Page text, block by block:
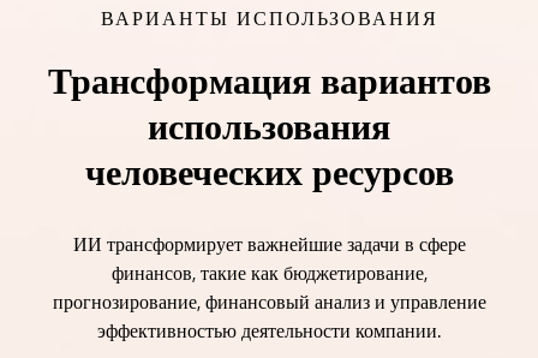
ВАРИАНТЫ ИСПОЛЬЗОВАНИЯ
Трансформация вариантов
использования
человеческих ресурсов
ИИ трансформирует важнейшие задачи в сфере
финансов, такие как бюджетирование,
прогнозирование, финансовый анализ и управление
эффективностью деятельности компании.